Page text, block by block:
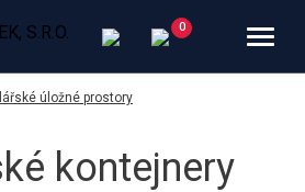
úložné prostory
kontejnery